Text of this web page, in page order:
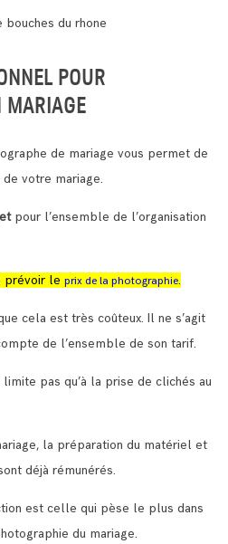
POUR
MARIAGE
de mariage vous permet de
votre mariage.
pour l’ensemble de l’organisation
prévoir le prix de la photographie.
cela est très coûteux. Il ne s’agit
de l’ensemble de son tarif.
pas qu’à la prise de clichés au
la préparation du matériel et
déjà rémunérés.
est celle qui pèse le plus dans
du mariage.